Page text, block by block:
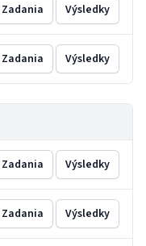
Zadania Výsledky
Zadania Výsledky
Zadania Výsledky
Zadania Výsledky